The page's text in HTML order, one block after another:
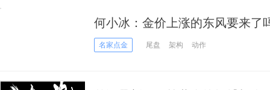
何小冰：金价上涨的东风要来了
名家点金 尾盘 架构 动作